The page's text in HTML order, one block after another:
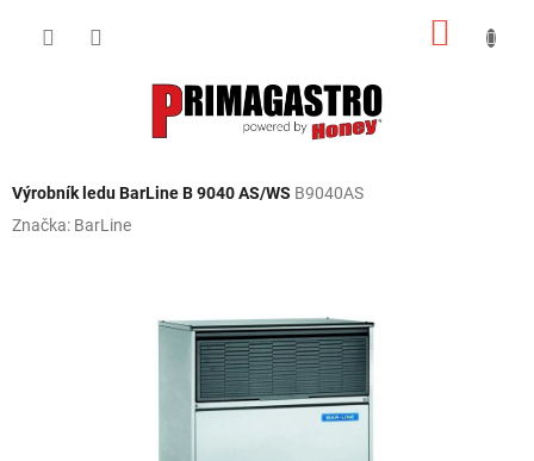
Výrobník ledu BarLine B 9040 AS/WS B9040AS
Značka: BarLine